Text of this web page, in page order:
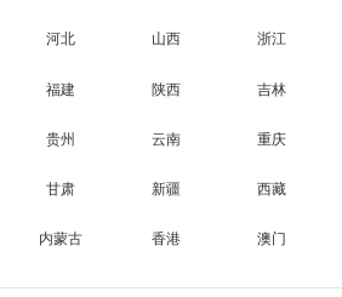
河北 山西 浙江
福建 陕西 吉林
贵州 云南 重庆
甘肃 新疆 西藏
内蒙古 香港 澳门